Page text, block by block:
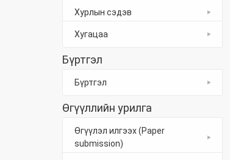
Хурлын сэдэв
Хугацаа
Бүртгэл
Бүртгэл
Өгүүллийн урилга
Өгүүлэл илгээх (Paper
submission)